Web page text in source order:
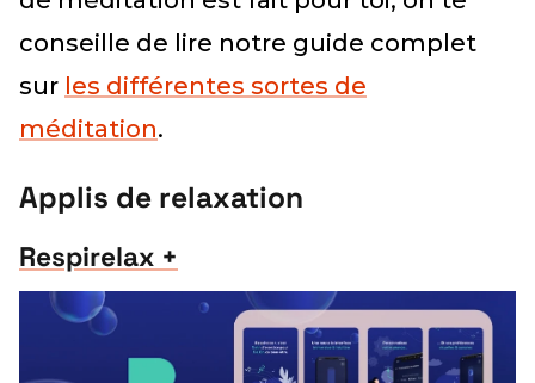
conseille de lire notre guide complet
sur les différentes sortes de
méditation.
Applis de relaxation
Respirelax +